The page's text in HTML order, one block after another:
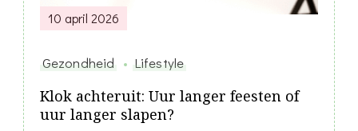
10 april 2026
Gezondheid Lifestyle
Klok achteruit: Uur langer feesten of
uur langer slapen?